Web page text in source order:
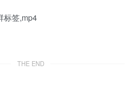
标签,mp4
THE END